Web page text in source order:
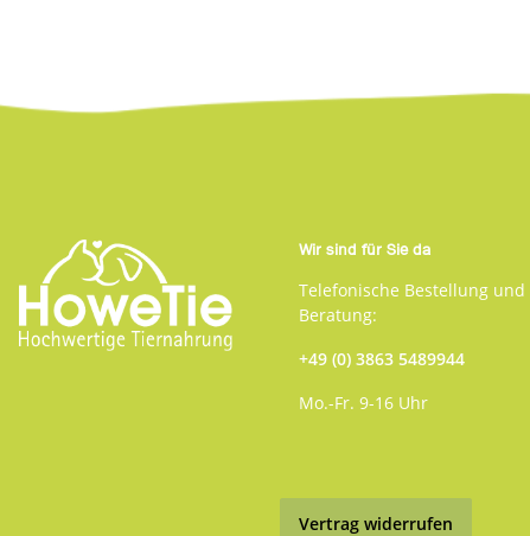
Wir sind für Sie da
Telefonische Bestellung und
Beratung:
+49 (0) 3863 5489944
Mo.-Fr. 9-16 Uhr
Vertrag widerrufen